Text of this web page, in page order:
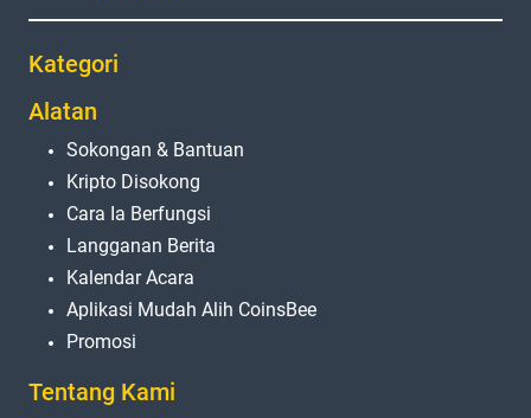
Kategori
Alatan
Sokongan & Bantuan
Kripto Disokong
Cara Ia Berfungsi
Langganan Berita
Kalendar Acara
Aplikasi Mudah Alih CoinsBee
Promosi
Tentang Kami